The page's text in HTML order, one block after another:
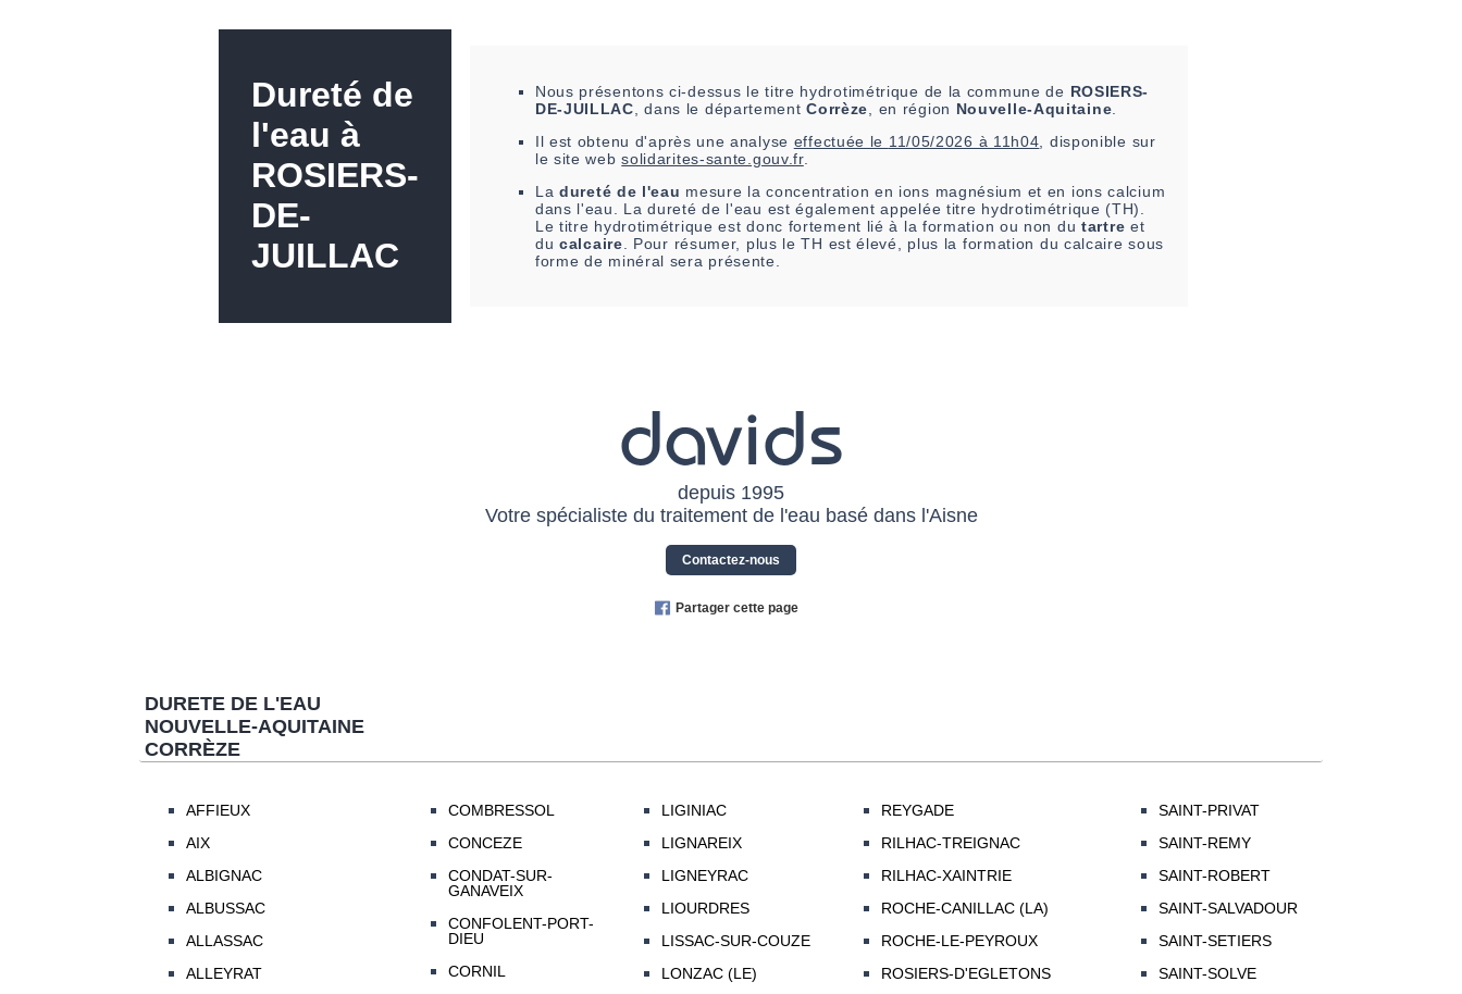
Dureté de
l'eau à
ROSIERS-
DE-
JUILLAC
Nous présentons ci-dessus le titre hydrotimétrique de la commune de ROSIERS-
DE-JUILLAC, dans le départementCorrèze, en région Nouvelle-Aquitaine.
Il est obtenu d'après une analyse effectuée le 11/05/2026 à 11h04, disponible sur
le site websolidarites-sante.gouv.fr.
La dureté de l'eau mesure la concentration en ions magnésium et en ions calcium
dans l'eau. La dureté de l'eau est également appelée titre hydrotimétrique (TH).
Le titre hydrotimétrique est donc fortement lié à la formation ou non du tartre et
du calcaire. Pour résumer, plus le TH est élevé, plus la formation du calcaire sous
forme de minéral sera présente.
davids
depuis 1995
Votre spécialiste du traitement de l'eau basé dans l'Aisne
Contactez-nous
Partager cette page
DURETE DE L'EAU
NOUVELLE-AQUITAINE
CORRÈZE
AFFIEUX
AIX
ALBIGNAC
ALBUSSAC
ALLASSAC
ALLEYRAT
COMBRESSOL
CONCEZE
CONDAT-SUR-
GANAVEIX
CONFOLENT-PORT-
DIEU
CORNIL
LIGINIAC
LIGNAREIX
LIGNEYRAC
LIOURDRES
LISSAC-SUR-COUZE
LONZAC (LE)
REYGADE
RILHAC-TREIGNAC
RILHAC-XAINTRIE
ROCHE-CANILLAC (LA)
ROCHE-LE-PEYROUX
ROSIERS-D'EGLETONS
SAINT-PRIVAT
SAINT-REMY
SAINT-ROBERT
SAINT-SALVADOUR
SAINT-SETIERS
SAINT-SOLVE